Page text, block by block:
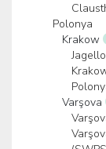
Polonya
Krakow
Varşova